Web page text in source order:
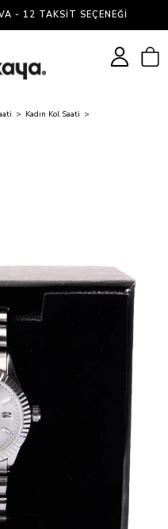
- 12 TAKSIT SEÇENEĞI
Kadın Kol Saati